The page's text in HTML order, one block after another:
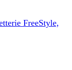
FreeStyle,